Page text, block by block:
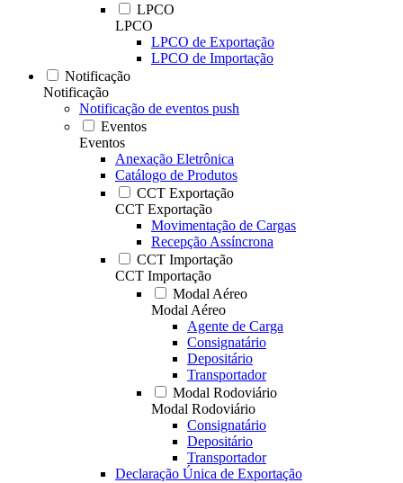
LPCO
LPCO
LPCO de Exportação
LPCO de Importação
Notificação
Notificação
Notificação de eventos push
Eventos
Eventos
Anexação Eletrônica
Catálogo de Produtos
CCT Exportação
CCT Exportação
Movimentação de Cargas
Recepção Assíncrona
CCT Importação
CCT Importação
Modal Aéreo
Modal Aéreo
Agente de Carga
Consignatário
Depositário
Transportador
Modal Rodoviário
Modal Rodoviário
Consignatário
Depositário
Transportador
Declaração Única de Exportação